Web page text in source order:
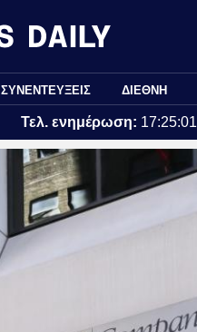
ΣΥΝΕΝΤΕΥΞΕΙΣ ΔΙΕΘΝΗ
Τελ. ενημέρωση: 17:25:01